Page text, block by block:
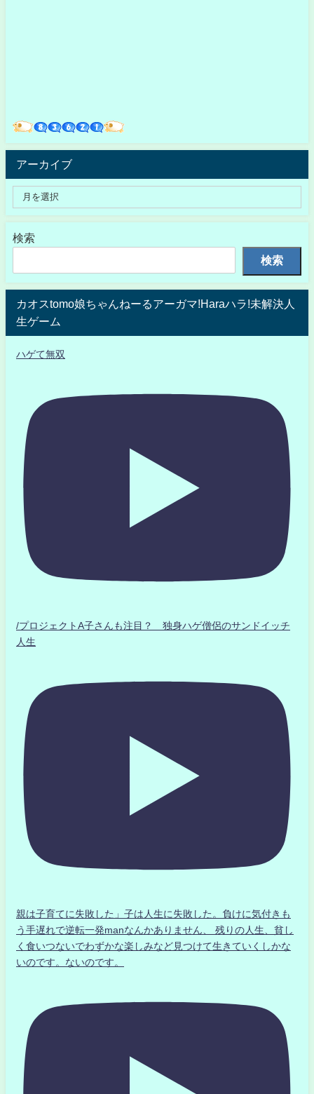
アーカイブ
検索
検索
カオスtomo娘ちゃんねーるアーガマ!Haraハラ!未解決人
生ゲーム
ハゲて無双
/プロジェクトA子さんも注目？ 独身ハゲ僧侶のサンドイッチ
人生
親は子育てに失敗した」子は人生に失敗した。負けに気付きも
う手遅れで逆転一発manなんかありません、 残りの人生、貧し
く食いつないでわずかな楽しみなど見つけて生きていくしかな
いのです。ないのです。